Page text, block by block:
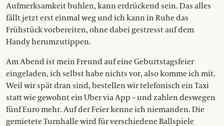
Aufmerksamkeit buhlen, kann erdrückend sein. Das alles
fällt jetzt erst einmal weg und ich kann in Ruhe das
Frühstück vorbereiten, ohne dabei gestresst auf dem
Handy herumzutippen.
Am Abend ist mein Freund auf eine Geburtstagsfeier
eingeladen, ich selbst habe nichts vor, also komme ich mit.
Weil wir spät dran sind, bestellen wir telefonisch ein Taxi
statt wie gewohnt ein Uber via App – und zahlen deswegen
fünf Euro mehr. Auf der Feier kenne ich niemanden. Die
gemietete Turnhalle wird für verschiedene Ballspiele